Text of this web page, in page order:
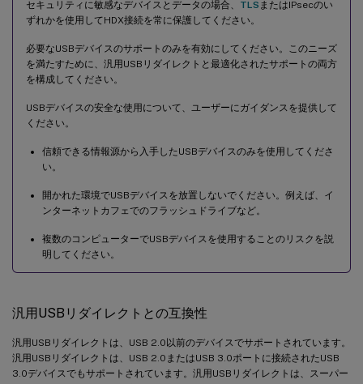
セキュリティに敏感なデバイスとデータの場合、 TLS またはIPsecのい
ずれかを使用してHDX接続を常に保護してください。
必要なUSBデバイスのサポートのみを有効にしてください。このニーズ
を満たすために、汎用USBリダイレクトと最適化されたサポートの両方
を構成してください。
USBデバイスの安全な使用について、ユーザーにガイダンスを提供して
ください。
信頼できる情報源から入手したUSBデバイスのみを使用してくださ
い。
開かれた環境でUSBデバイスを放置しないでください。例えば、イ
ンターネットカフェでのフラッシュドライブなど。
複数のコンピューターでUSBデバイスを使用することのリスクを説
明してください。
汎用USBリダイレクトとの互換性
汎用USBリダイレクトは、USB 2.0以前のデバイスでサポートされています。
汎用USBリダイレクトは、USB 2.0またはUSB 3.0ポートに接続されたUSB
3.0デバイスでもサポートされています。汎用USBリダイレクトは、スーパー